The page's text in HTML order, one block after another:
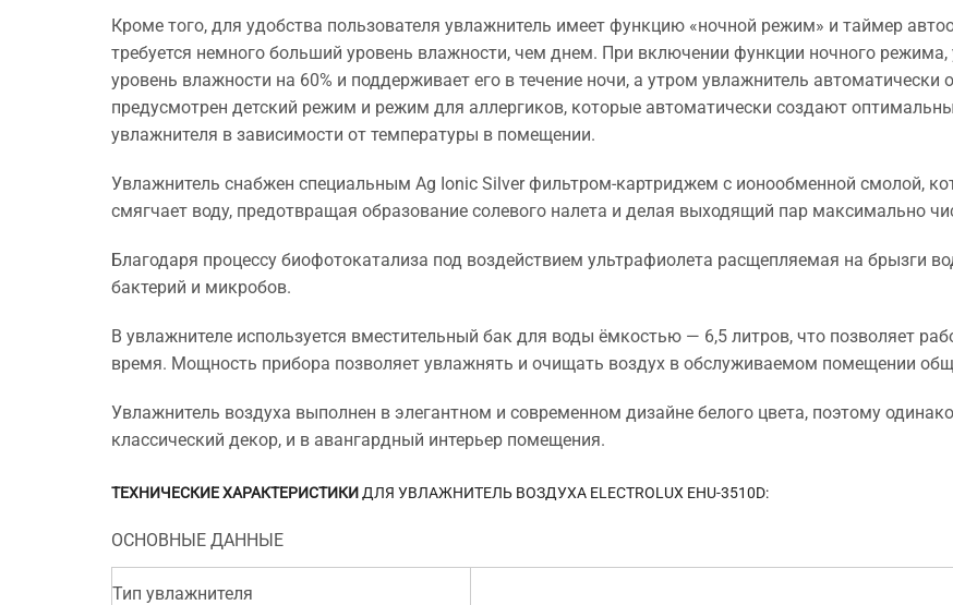
Кроме того, для удобства пользователя увлажнитель имеет функцию «ночной режим» и таймер
требуется немного больший уровень влажности, чем днем. При включении функции ночного
уровень влажности на 60% и поддерживает его в течение ночи, а утром увлажнитель автоматически
предусмотрен детский режим и режим для аллергиков, которые автоматически создают
увлажнителя в зависимости от температуры в помещении.
Увлажнитель снабжен специальным Ag Ionic Silver фильтром-картриджем с ионообменной смолой,
смягчает воду, предотвращая образование солевого налета и делая выходящий пар максимально
Благодаря процессу биофотокатализа под воздействием ультрафиолета расщепляемая на брызги
бактерий и микробов.
В увлажнителе используется вместительный бак для воды ёмкостью — 6,5 литров, что позволяет
время. Мощность прибора позволяет увлажнять и очищать воздух в обслуживаемом помещении
Увлажнитель воздуха выполнен в элегантном и современном дизайне белого цвета, поэтому
классический декор, и в авангардный интерьер помещения.
ТЕХНИЧЕСКИЕ ХАРАКТЕРИСТИКИ ДЛЯ УВЛАЖНИТЕЛЬ ВОЗДУХА ELECTROLUX EHU-3510D:
ОСНОВНЫЕ ДАННЫЕ
Тип увлажнителя